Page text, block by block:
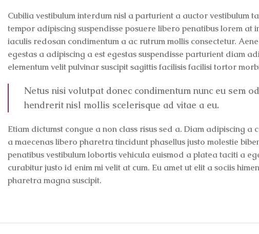
Cubilia vestibulum interdum nisl a parturient a auctor vestibulum
tempor adipiscing suspendisse posuere libero penatibus lorem at
iaculis redosan condimentum a ac rutrum mollis consectetur.
egestas a adipiscing a est egestas suspendisse parturient diam
elementum velit pulvinar suscipit sagittis facilisis facilisi tortor
Netus nisi volutpat donec condimentum nunc eu sem
hendrerit nisl mollis scelerisque ad vitae a eu.
Etiam dictumst congue a non class risus sed a. Diam adipiscing a
a maecenas libero pharetra tincidunt phasellus justo molestie
penatibus vestibulum lobortis vehicula euismod a platea taciti a
curabitur justo id enim mi velit at cum. Eu amet ut elit a sociis
pharetra magna suscipit.